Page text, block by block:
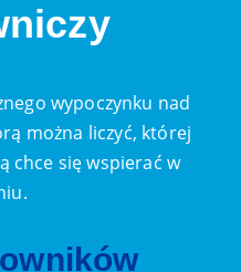
wypoczynku nad
można liczyć, której
chce się wspierać w